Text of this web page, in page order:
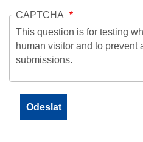
CAPTCHA
This question is for testing
human visitor and to prevent
submissions.